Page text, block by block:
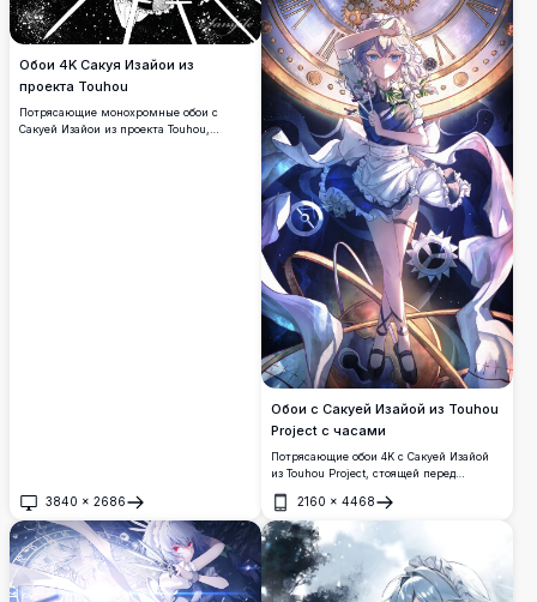
Обои 4K Сакуя Изайои из
проекта Touhou
Потрясающие монохромные обои с
Сакуей Изайои из проекта Touhou,
3840 × 2686
Открыть
Обои с Сакуей Изайой из Touhou
Project с часами
Потрясающие обои 4K с Сакуей Изайой
из Touhou Project, стоящей перед
величественными стимпанк-часами с
золотыми шестернями. Она держит
белые цветы в своём культовом наряде
горничной на фоне небесного
художественного произведения в теме
времени.
2160 × 4468
Открыть